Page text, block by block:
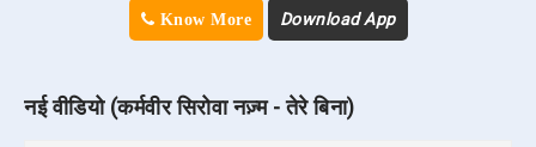
Know More Download App
नई वीडियो (कर्मवीर सिरोवा नज़्म - तेरे बिना)